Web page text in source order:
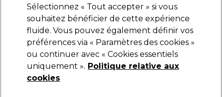
OPI Nail Envy Fortifiant Pour Ongles Powerful
Pink 15ml
22,24 €29,65 €
Sélectionnez « Tout accepter » si vous
souhaitez bénéficier de cette expérience
fluide. Vous pouvez également définir vos
préférences via « Paramètres des cookies »
ou continuer avec « Cookies essentiels
uniquement ». Politique relative aux
cookies